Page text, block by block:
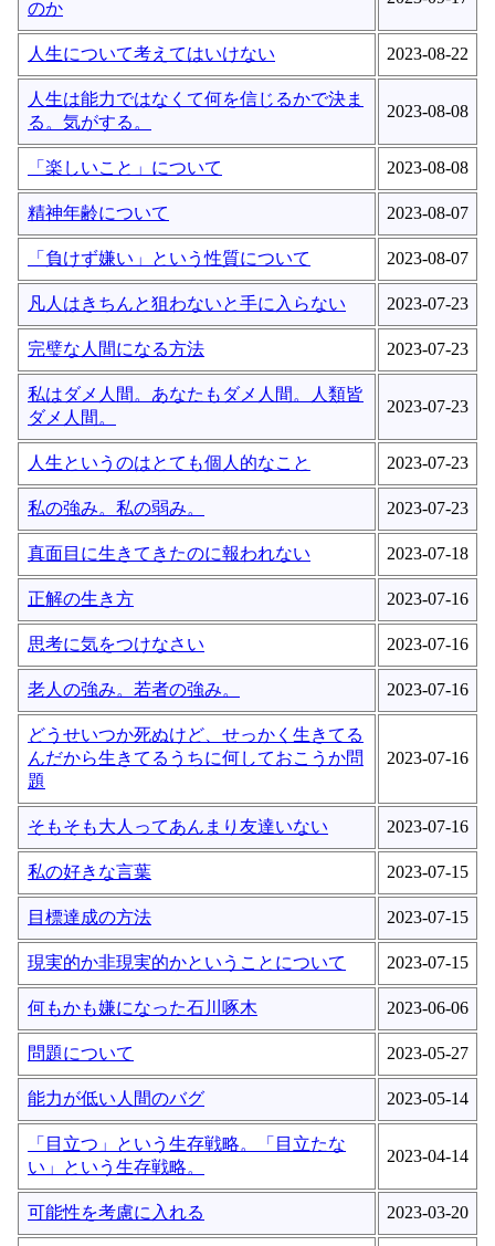
のか
人生について考えてはいけない 2023-08-22
人生は能力ではなくて何を信じるかで決ま
る。気がする。
2023-08-08
「楽しいこと」について 2023-08-08
精神年齢について 2023-08-07
「負けず嫌い」という性質について 2023-08-07
凡人はきちんと狙わないと手に入らない 2023-07-23
完璧な人間になる方法 2023-07-23
私はダメ人間。あなたもダメ人間。人類皆
ダメ人間。
2023-07-23
人生というのはとても個人的なこと 2023-07-23
私の強み。私の弱み。 2023-07-23
真面目に生きてきたのに報われない 2023-07-18
正解の生き方 2023-07-16
思考に気をつけなさい 2023-07-16
老人の強み。若者の強み。 2023-07-16
どうせいつか死ぬけど、せっかく生きてる
んだから生きてるうちに何しておこうか問
題
2023-07-16
そもそも大人ってあんまり友達いない 2023-07-16
私の好きな言葉 2023-07-15
目標達成の方法 2023-07-15
現実的か非現実的かということについて 2023-07-15
何もかも嫌になった石川啄木 2023-06-06
問題について 2023-05-27
能力が低い人間のバグ 2023-05-14
「目立つ」という生存戦略。「目立たな
い」という生存戦略。
2023-04-14
可能性を考慮に入れる 2023-03-20